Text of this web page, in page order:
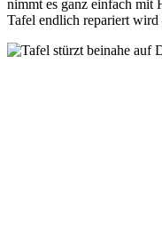
nimmt es ganz einfach mit
Tafel endlich repariert